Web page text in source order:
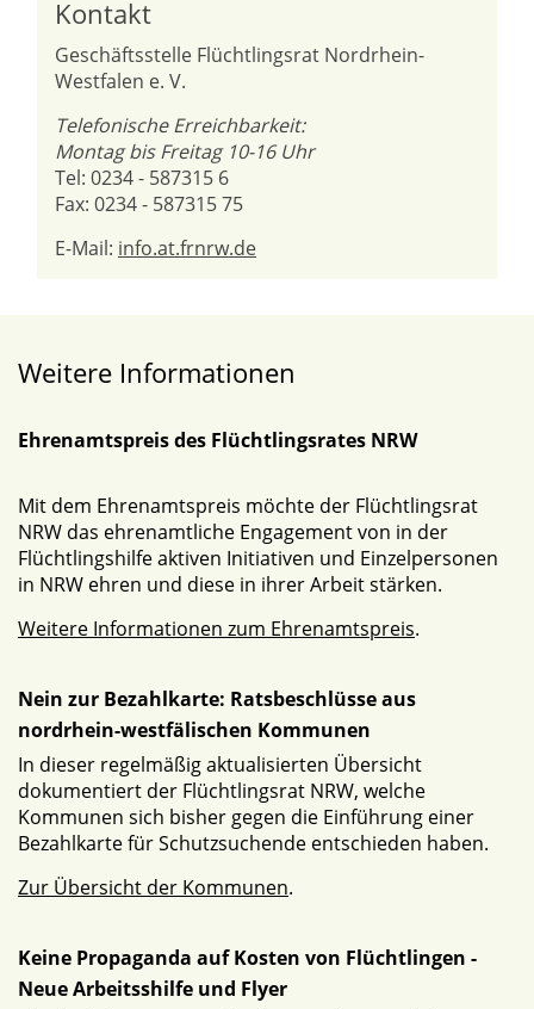
Kontakt
Geschäftsstelle Flüchtlingsrat Nordrhein-
Westfalen e. V.
Telefonische Erreichbarkeit:
Montag bis Freitag 10-16 Uhr
Tel: 0234 - 587315 6
Fax: 0234 - 587315 75
E-Mail: info.at.frnrw.de
Weitere Informationen
Ehrenamtspreis des Flüchtlingsrates NRW
Mit dem Ehrenamtspreis möchte der Flüchtlingsrat
NRW das ehrenamtliche Engagement von in der
Flüchtlingshilfe aktiven Initiativen und Einzelpersonen
in NRW ehren und diese in ihrer Arbeit stärken.
Weitere Informationen zum Ehrenamtspreis.
Nein zur Bezahlkarte: Ratsbeschlüsse aus
nordrhein-westfälischen Kommunen
In dieser regelmäßig aktualisierten Übersicht
dokumentiert der Flüchtlingsrat NRW, welche
Kommunen sich bisher gegen die Einführung einer
Bezahlkarte für Schutzsuchende entschieden haben.
Zur Übersicht der Kommunen.
Keine Propaganda auf Kosten von Flüchtlingen -
Neue Arbeitsshilfe und Flyer